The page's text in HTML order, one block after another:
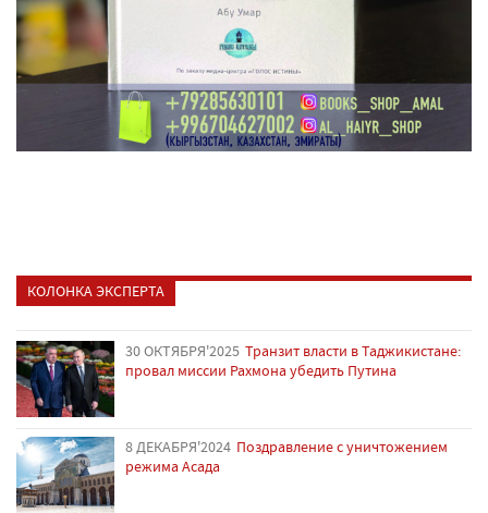
КОЛОНКА ЭКСПЕРТА
30 ОКТЯБРЯ'2025 Транзит власти в Таджикистане:
провал миссии Рахмона убедить Путина
8 ДЕКАБРЯ'2024 Поздравление с уничтожением
режима Асада